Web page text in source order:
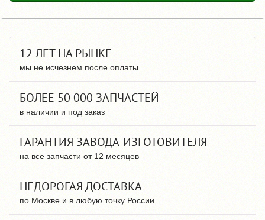
12 ЛЕТ НА РЫНКЕ
мы не исчезнем после оплаты
БОЛЕЕ 50 000 ЗАПЧАСТЕЙ
в наличии и под заказ
ГАРАНТИЯ ЗАВОДА-ИЗГОТОВИТЕЛЯ
на все запчасти от 12 месяцев
НЕДОРОГАЯ ДОСТАВКА
по Москве и в любую точку России